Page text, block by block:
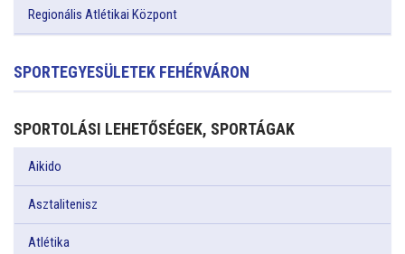
Regionális Atlétikai Központ
SPORTEGYESÜLETEK FEHÉRVÁRON
SPORTOLÁSI LEHETŐSÉGEK, SPORTÁGAK
Aikido
Asztalitenisz
Atlétika